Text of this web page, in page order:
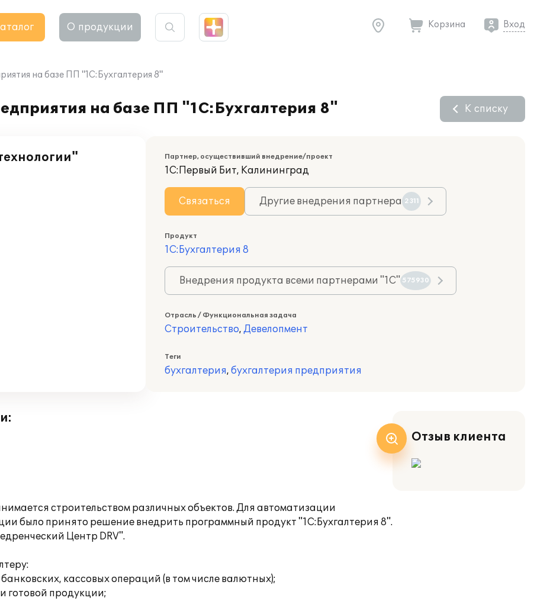
О продукции Корзина Вход
на базе ПП "1С:Бухгалтерия 8"
на базе ПП "1С:Бухгалтерия 8" К списку
Партнер, осуществивший внедрение/проект
1С:Первый Бит, Калининград
Связаться Другие внедрения партнера 2311
Продукт
1С:Бухгалтерия 8
Внедрения продукта всеми партнерами "1С" 575930
Отрасль / Функциональная задача
Строительство, Девелопмент
Теги
бухгалтерия, бухгалтерия предприятия
строительством различных объектов. Для автоматизации
было принято решение внедрить программный продукт "1С:Бухгалтерия 8".
Центр DRV".
кассовых операций (в том числе валютных);
готовой продукции;
Отзыв клиента